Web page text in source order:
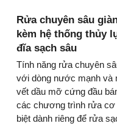
Rửa chuyên sâu
kèm hệ thống thủy
đĩa sạch sâu
Tính năng rửa chuyên
với dòng nước mạnh và
vết dầu mỡ cứng đầu
các chương trình rửa cơ
biệt dành riêng để rửa